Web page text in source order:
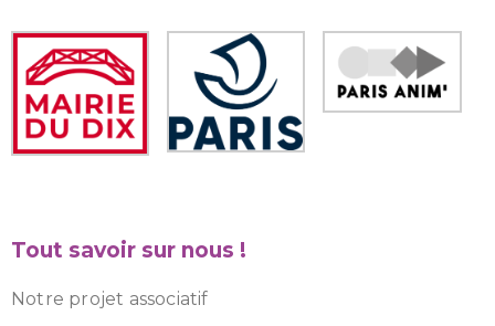
Tout savoir sur nous !
Notre projet associatif